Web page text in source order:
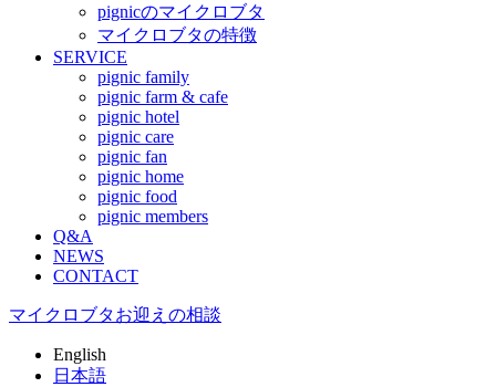
pignicのマイクロブタ
マイクロブタの特徴
SERVICE
pignic family
pignic farm & cafe
pignic hotel
pignic care
pignic fan
pignic home
pignic food
pignic members
Q&A
NEWS
CONTACT
マイクロブタお迎えの相談
English
日本語